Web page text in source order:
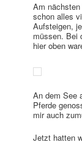
Am
schon alles
Aufsteigen,
müssen. Bei
hier oben
An dem See
Pferde
mir auch
Jetzt hatten